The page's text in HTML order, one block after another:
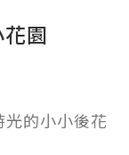
園
的小小後花